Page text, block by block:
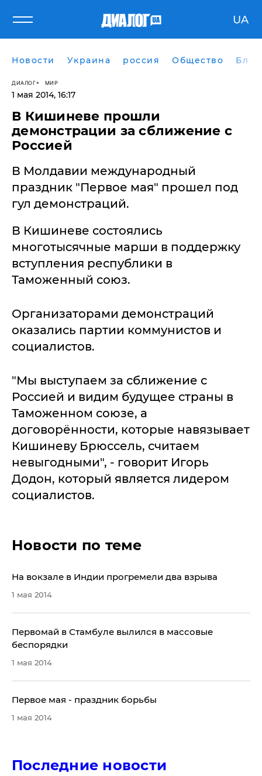
UA
Новости Украина россия Общество
ДИАЛОГ МИР
1 мая 2014, 16:17
В Кишиневе прошли
демонстрации за сближение с
Россией
В Молдавии международный
праздник "Первое мая" прошел под
гул демонстраций.
В Кишиневе состоялись
многотысячные марши в поддержку
вступления республики в
Таможенный союз.
Организаторами демонстраций
оказались партии коммунистов и
социалистов.
"Мы выступаем за сближение с
Россией и видим будущее страны в
Таможенном союзе, а
договорённости, которые навязывает
Кишиневу Брюссель, считаем
невыгодными", - говорит Игорь
Додон, который является лидером
социалистов.
Новости по теме
На вокзале в Индии прогремели два взрыва
1 мая 2014
Первомай в Стамбуле вылился в массовые
беспорядки
1 мая 2014
Первое мая - праздник борьбы
1 мая 2014
Последние новости